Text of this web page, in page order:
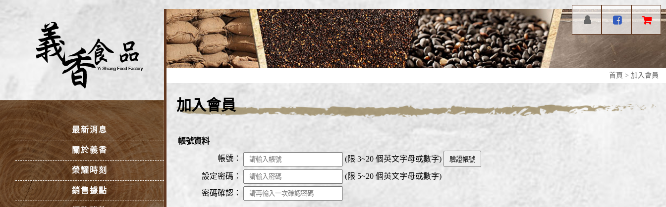
首頁 > 加入會員
加入會員
帳號資料
帳號： (限 3~20 個英文字母或數字)
設定密碼：
(限 5~20 個英文字母或數字)
密碼確認：
最新消息
關於義香
榮耀時刻
銷售據點